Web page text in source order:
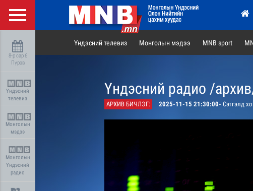
8-р сар 6
Пүрэв
Үндэсний
телевиз
Монголын
мэдээ
Монголын
Үндэсний
радио
Үндэсний телевиз Монголын мэдээ MNB sport
Үндэсний радио /
АРХИВ БИЧЛЭГ: 2025-11-15 21:30:00- Сэтгэлд